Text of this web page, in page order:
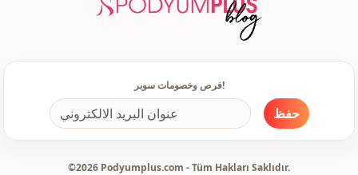
مرصع بالأحجار
الاستخدام سفر
فرص وخصومات سوبر!
حفظ
©2026 Podyumplus.com - Tüm Hakları Saklıdır.